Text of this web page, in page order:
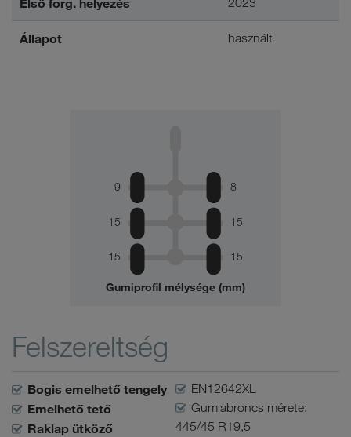
Első forg. helyezés
Állapot használt
9 8
15 15
15 15
Gumiprofil mélysége (mm)
Felszereltség
Bogis emelhető tengely
Emelhető tető
Raklap ütköző
EN12642XL
Gumiabroncs mérete:
445/45 R19,5